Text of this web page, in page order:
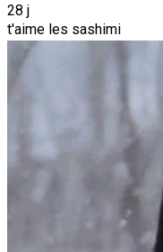
28 j
t'aime les sashimi